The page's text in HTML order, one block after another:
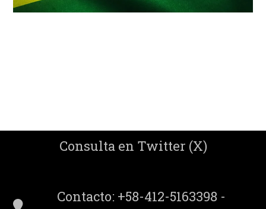
Consulta en Twitter (X)
Contacto: +58-412-5163398 -